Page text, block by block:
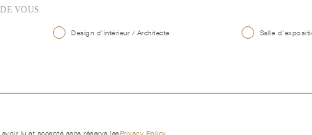
VOUS
Design d'intérieur / Architecte Salle
lu et accepté sans réserve lesPrivacy Policy